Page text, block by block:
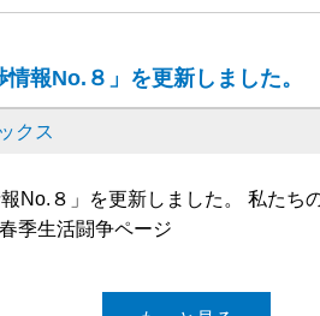
報No.８」を更新しました。
クス
No.８」を更新しました。 私たち
季生活闘争ページ